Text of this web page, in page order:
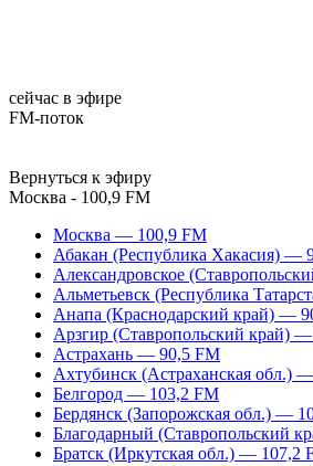
сейчас в эфире
FM-поток
Вернуться к эфиру
Москва - 100,9 FM
Москва — 100,9 FM
Абакан (Республика Хакасия) —
Александровское
Альметьевск (Республика
Анапа (Краснодарский край) —
Арзгир (Ставропольский край)
Астрахань — 90,5 FM
Ахтубинск (Астраханская обл.)
Белгород — 103,2 FM
Бердянск (Запорожская обл.) —
Благодарный (Ставропольский
Братск (Иркутская обл.) — 107,2